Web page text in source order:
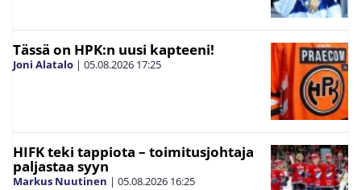
Tässä on HPK:n uusi kapteeni!
Joni Alatalo | 05.08.2026 17:25
HIFK teki tappiota – toimitusjohtaja
paljastaa syyn
Markus Nuutinen | 05.08.2026 16:25